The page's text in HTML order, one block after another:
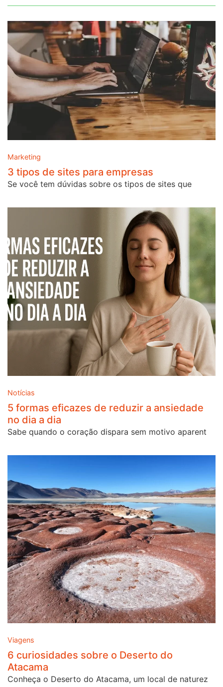
Marketing
3 tipos de sites para empresas
Se você tem dúvidas sobre os tipos de sites que
Notícias
5 formas eficazes de reduzir a ansiedade
no dia a dia
Sabe quando o coração dispara sem motivo aparent
Viagens
6 curiosidades sobre o Deserto do
Atacama
Conheça o Deserto do Atacama, um local de naturez